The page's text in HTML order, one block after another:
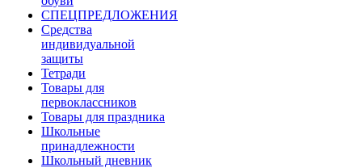
СПЕЦПРЕДЛОЖЕНИЯ
Средства
индивидуальной
защиты
Тетради
Товары для
первоклассников
Товары для праздника
Школьные
принадлежности
Школьный дневник